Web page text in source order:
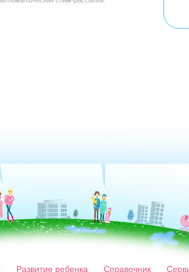
Развитие ребенка Справочник